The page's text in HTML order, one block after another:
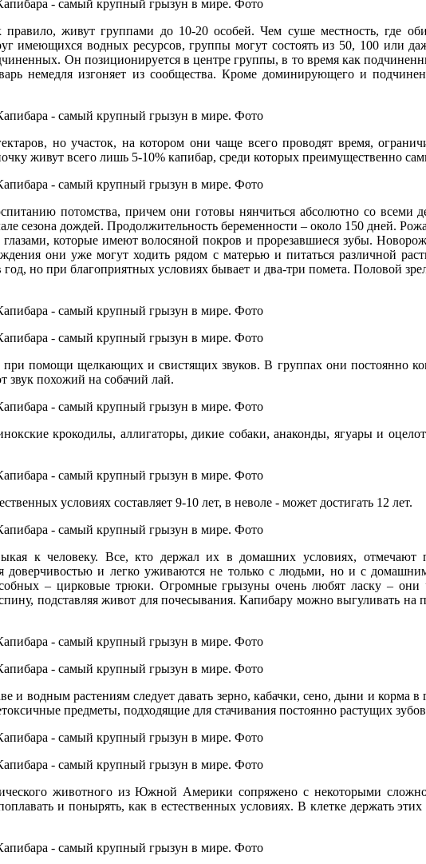
живут группами до 10-20 особей. Чем суше местность, где
имеющихся водных ресурсов, группы могут состоять из 50, 100 или
Он позиционируется в центре группы, в то время как
немедля изгоняет из сообщества. Кроме доминирующего и
но участок, на котором они чаще всего проводят время,
живут всего лишь 5-10% капибар, среди которых преимущественно
потомства, причем они готовы нянчиться абсолютно со всеми
сезона дождей. Продолжительность беременности – около 150 дней.
которые имеют волосяной покров и прорезавшиеся зубы.
они уже могут ходить рядом с матерью и питаться различной
но при благоприятных условиях бывает и два-три помета. Половой
помощи щелкающих и свистящих звуков. В группах они постоянно
звук похожий на собачий лай.
крокодилы, аллигаторы, дикие собаки, анаконды, ягуары и
условиях составляет 9-10 лет, в неволе - может достигать 12 лет.
к человеку. Все, кто держал их в домашних условиях,
доверчивостью и легко уживаются не только с людьми, но и с
– цирковые трюки. Огромные грызуны очень любят ласку – они
подставляя живот для почесывания. Капибару можно выгуливать на
водным растениям следует давать зерно, кабачки, сено, дыни и корма в
предметы, подходящие для стачивания постоянно растущих
животного из Южной Америки сопряжено с некоторыми
и понырять, как в естественных условиях. В клетке держать